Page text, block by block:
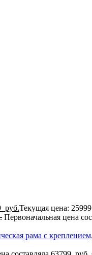
руб.Текущая цена:
Первоначальная цена
рама с